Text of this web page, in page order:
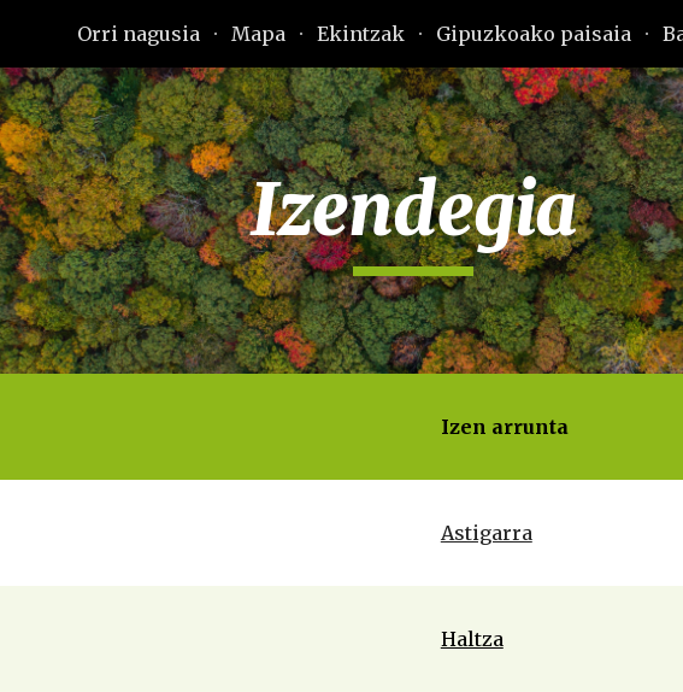
Skip to main content Skip to
Orri nagusia Mapa Ekintzak Gipuzkoako paisaia
Izendegia
Izen arrunta
Astigarra
Haltza